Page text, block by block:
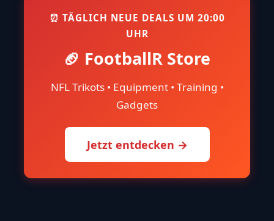
⏰ TÄGLICH NEUE DEALS UM 20:00
UHR
🏈 FootballR Store
NFL Trikots • Equipment • Training •
Gadgets
Jetzt entdecken →